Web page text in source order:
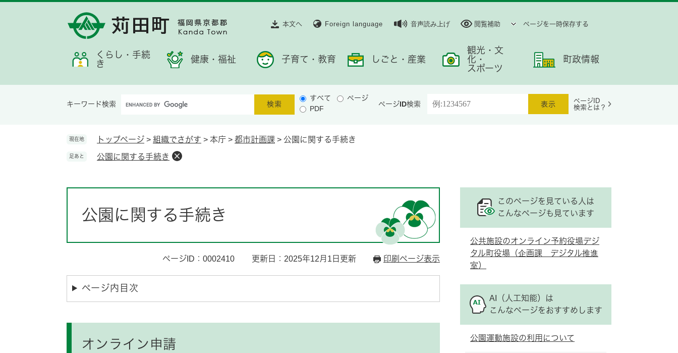
本文へ Foreign language 音声読み上げ 閲覧補助 ページを一時保存する
くらし・手続
き
健康・福祉 子育て・教育 しごと・産業
観光・文
化・
スポーツ
町政情報
キーワード検索
タ
検
すべて
ページ
PDF
ページID検索
ページID
検索とは？
現在地 トップページ > 組織でさがす > 本庁 > 都市計画課 > 公園に関する手続き
足あと 公園に関する手続き
公園に関する手続き
ページID：0002410 更新日：2025年12月1日更新 印刷ページ表示
ページ内目次
オンライン申請
このページを見ている人は
こんなページも見ています
公共施設のオンライン予約役場デジ
タル町役場（企画課 デジタル推進
室）
AI（人工知能）は
こんなページをおすすめします
公園運動施設の利用について